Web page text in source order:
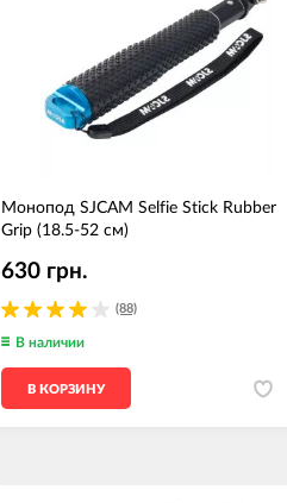
Монопод SJCAM Selfie Stick Rubber
Grip (18.5-52 см)
(88)
630 грн.
В наличии
В КОРЗИНУ